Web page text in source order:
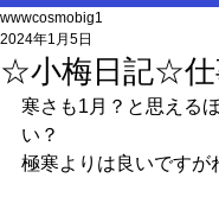
☆小梅日記☆仕
wwwcosmobig1
2024年1月5日
寒さも1月？と思える
い？
極寒よりは良いですが